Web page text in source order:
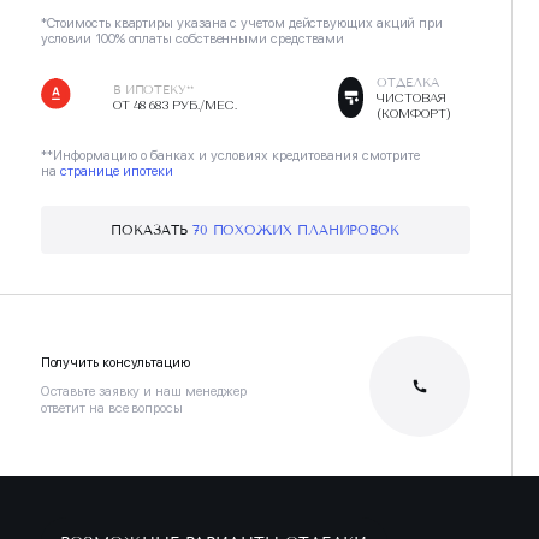
*Стоимость квартиры указана с учетом действующих акций при
условии 100% оплаты собственными средствами
В ИПОТЕКУ**
ОТ 48 683 РУБ./МЕС.
ОТДЕЛКА
ЧИСТОВАЯ
(КОМФОРТ)
**Информацию о банках и условиях кредитования смотрите
на странице ипотеки
ПОКАЗАТЬ 70 ПОХОЖИХ ПЛАНИРОВОК
Получить консультацию
Оставьте заявку и наш менеджер
ответит на все вопросы